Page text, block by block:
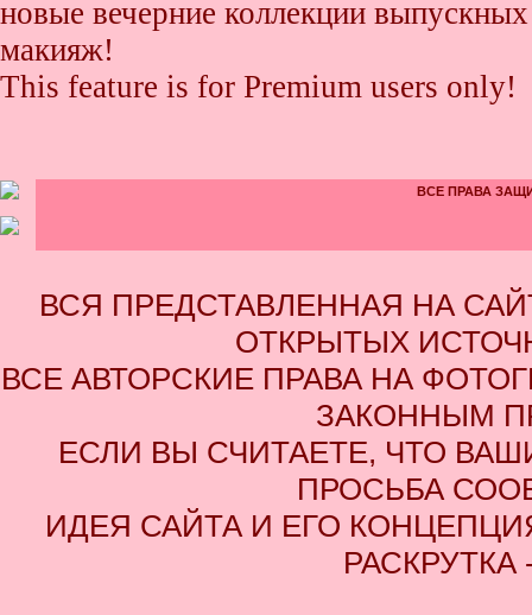
новые вечерние коллекции
макияж!
This feature is for Premium users only!
ВСЕ ПРАВА
ВСЯ ПРЕДСТАВЛЕННАЯ НА
ОТКРЫТЫХ
ВСЕ АВТОРСКИЕ ПРАВА НА
ЗАКОННЫМ
ЕСЛИ ВЫ СЧИТАЕТЕ, ЧТО
ПРОСЬБА
ИДЕЯ САЙТА И ЕГО
РАСКРУТКА